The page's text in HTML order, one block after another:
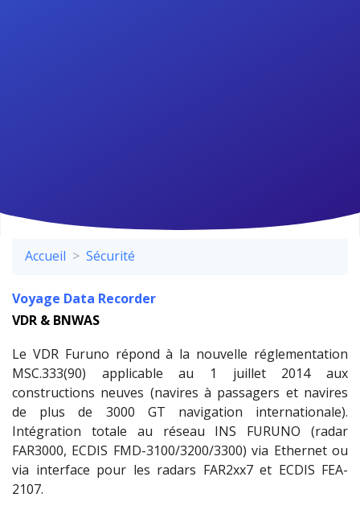
Accueil Sécurité
Voyage Data Recorder
VDR & BNWAS
Le VDR Furuno répond à la nouvelle réglementation
MSC.333(90) applicable au 1 juillet 2014 aux
constructions neuves (navires à passagers et navires
de plus de 3000 GT navigation internationale).
Intégration totale au réseau INS FURUNO (radar
FAR3000, ECDIS FMD-3100/3200/3300) via Ethernet ou
via interface pour les radars FAR2xx7 et ECDIS FEA-
2107.